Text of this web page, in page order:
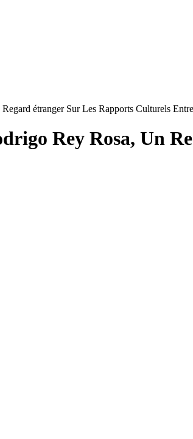
étranger Sur Les Rapports Culturels
Rey Rosa, Un